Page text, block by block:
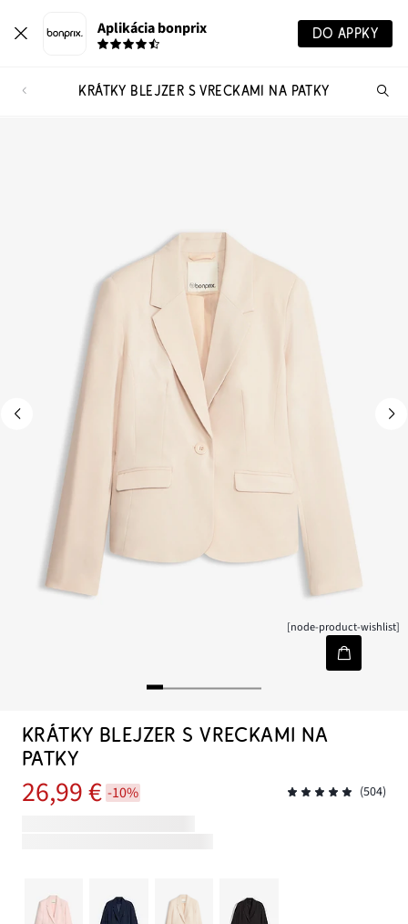
Aplikácia bonprix DO APPKY
KRÁTKY BLEJZER S VRECKAMI NA PATKY
[node-product-wishlist]
KRÁTKY BLEJZER S VRECKAMI NA
PATKY
26,99 € -10% (504)